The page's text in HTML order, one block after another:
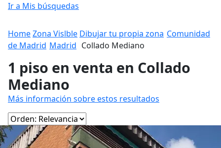
Ir a Mis búsquedas
HomeZona Vislble Dibujar tu propia zona Comunidad
de Madrid Madrid Collado Mediano
1 piso en venta en Collado
Mediano
Más información sobre estos resultados